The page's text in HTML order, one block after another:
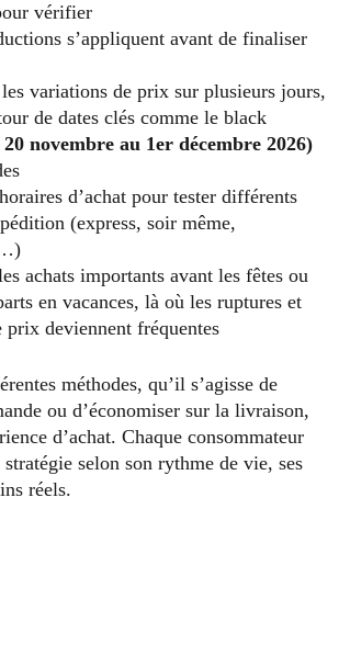
vérifier
s’appliquent avant de finaliser
variations de prix sur plusieurs jours,
de dates clés comme le black
novembre au 1er décembre 2026)
d’achat pour tester différents
(express, soir même,
achats importants avant les fêtes ou
en vacances, là où les ruptures et
prix deviennent fréquentes
méthodes, qu’il s’agisse de
ou d’économiser sur la livraison,
d’achat. Chaque consommateur
stratégie selon son rythme de vie, ses
réels.